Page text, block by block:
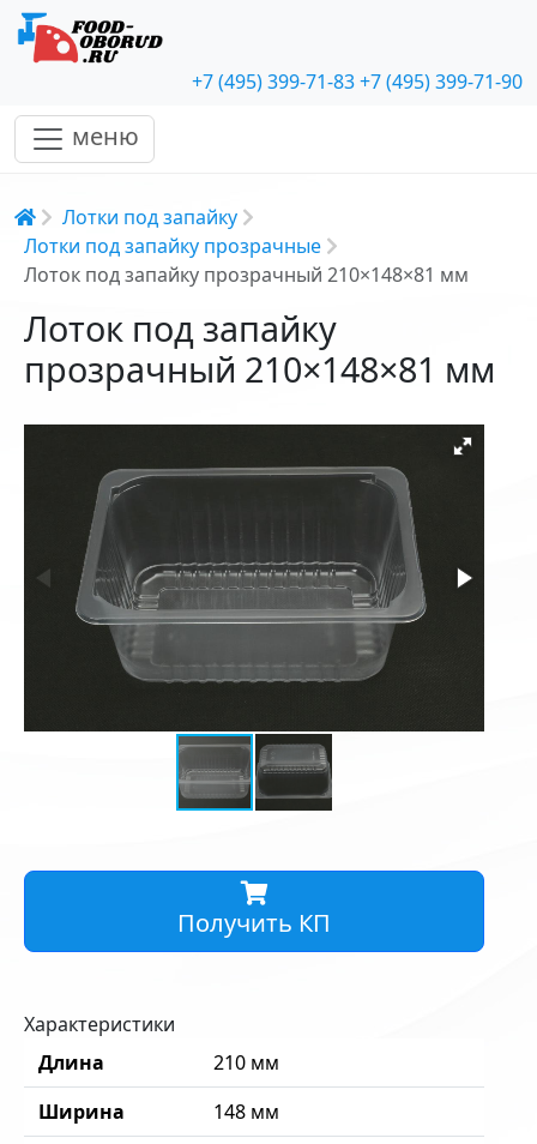
+7 (495) 399-71-83+7 (495) 399-71-90
меню
Строка навигации
Лотки под запайку
Лотки под запайку прозрачные
Лоток под запайку прозрачный 210×148×81 мм
Лоток под запайку
прозрачный 210×148×81 мм
Получить КП
Характеристики
Длина
210 мм
Ширина
148 мм